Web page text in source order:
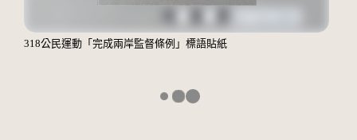
318公民運動「完成兩岸監督條例」標語貼紙